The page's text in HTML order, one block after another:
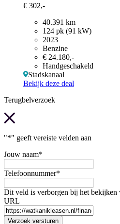
€ 302,-
40.391 km
124 pk (91 kW)
2023
Benzine
€ 24.180,-
Handgeschakeld
Stadskanaal
Bekijk deze deal
Terugbelverzoek
"*" geeft vereiste velden aan
Jouw naam*
Telefoonnummer*
Dit veld is verborgen bij het bekijken
URL